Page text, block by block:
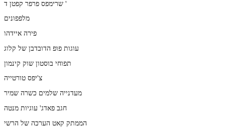
שרימפס פרפר קפטן ד '
מלפפונים
פירה איידהו
עוגות פופ הדובדבן של קלוג
תפוחי בוסטון שוק קינמון
צ'יפס טורטייה
מעדנייה שלמים כשרה שמיר
חגב פאדג' עוגיות מנטה
הממתק קאט הערכה של הרשי